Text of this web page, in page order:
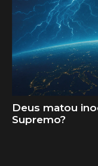
Deus matou
Supremo?